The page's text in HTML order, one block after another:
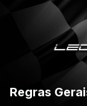
Regras